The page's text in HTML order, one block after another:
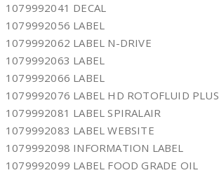
1079992041 DECAL
1079992056 LABEL
1079992062 LABEL N-DRIVE
1079992063 LABEL
1079992066 LABEL
1079992076 LABEL HD ROTOFLUID PLUS
1079992081 LABEL SPIRALAIR
1079992083 LABEL WEBSITE
1079992098 INFORMATION LABEL
1079992099 LABEL FOOD GRADE OIL